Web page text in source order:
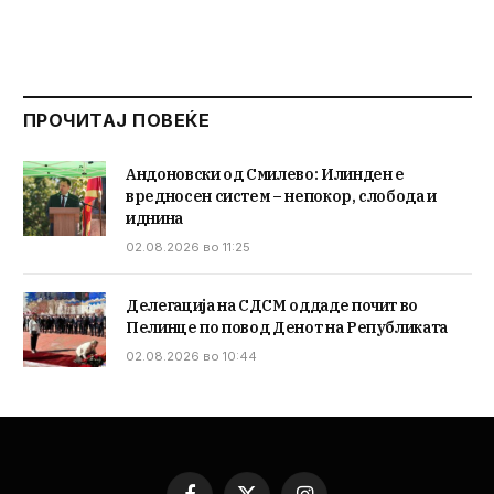
ПРОЧИТАЈ ПОВЕЌЕ
Андоновски од Смилево: Илинден е
вредносен систем – непокор, слобода и
иднина
02.08.2026 во 11:25
Делегација на СДСМ оддаде почит во
Пелинце по повод Денот на Републиката
02.08.2026 во 10:44